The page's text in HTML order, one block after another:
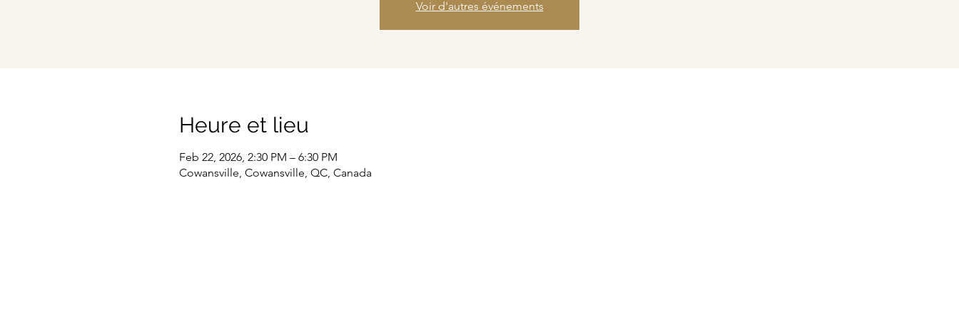
Voir d'autres événements
Heure et lieu
Feb 22, 2026, 2:30 PM – 6:30 PM
Cowansville, Cowansville, QC, Canada